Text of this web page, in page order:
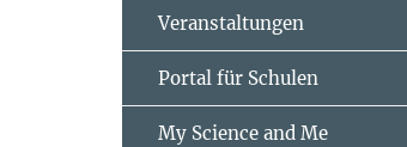
Veranstaltungen
Portal für Schulen
My Science and Me